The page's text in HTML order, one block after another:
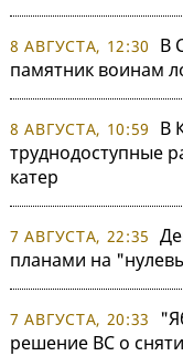
8 АВГУСТА, 12:30
В
памятник воинам
8 АВГУСТА, 10:59
В
труднодоступные
катер
7 АВГУСТА, 22:35
планами на
7 АВГУСТА, 20:33
решение ВС о